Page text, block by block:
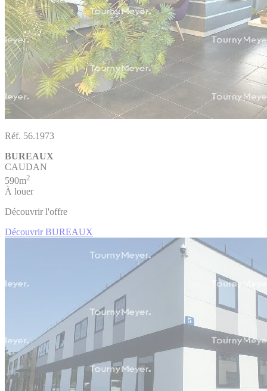
Réf. 56.1973
BUREAUX
CAUDAN
590m2
À louer
Découvrir l'offre
Découvrir BUREAUX